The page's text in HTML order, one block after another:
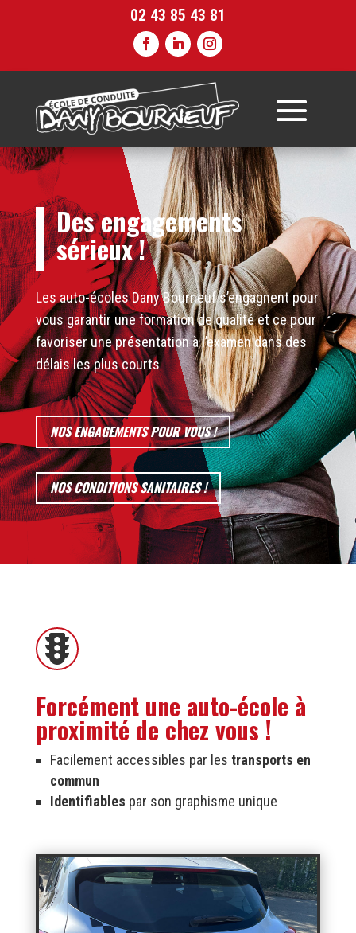
02 43 85 43 81
Des engagements
sérieux !
Les auto-écoles Dany Bourneuf s’engagnent pour
vous garantir une formation de qualité et ce pour
favoriser une présentation à l’examen dans des
délais les plus courts
NOS ENGAGEMENTS POUR VOUS !
NOS CONDITIONS SANITAIRES !

Forcément une auto-école à
proximité de chez vous !
Facilement accessibles par les transports en
commun
Identifiables par son graphisme unique